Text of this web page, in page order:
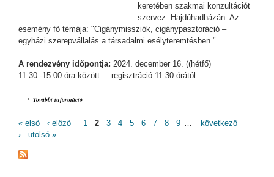
keretében szakmai konzultációt
szervez Hajdúhadházán. Az
esemény fő témája: "Cigánymissziók, cigánypasztoráció –
egyházi szerepvállalás a társadalmi esélyteremtésben ".
A rendezvény időpontja: 2024. december 16. ((hétfő)
11:30 -15:00 óra között. – regisztráció 11:30 órától
További információ
OLDALAK
« első ‹ előző 1 2 3 4 5 6 7 8 9
következő
›
utolsó »